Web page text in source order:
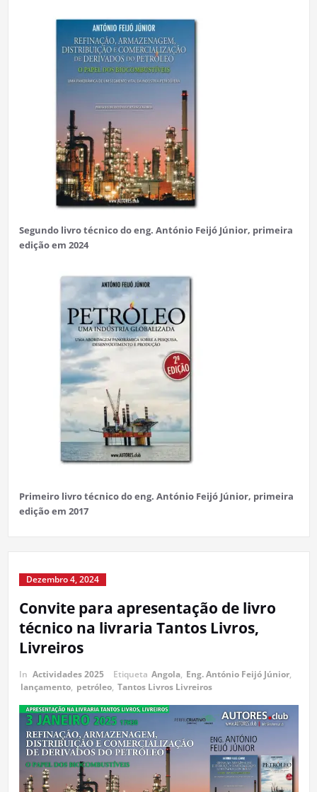
Segundo livro técnico do eng. António Feijó Júnior, primeira
edição em 2024
Primeiro livro técnico do eng. António Feijó Júnior, primeira
edição em 2017
Dezembro 4, 2024
Convite para apresentação de livro
técnico na livraria Tantos Livros,
Livreiros
In Actividades 2025 Etiqueta Angola, Eng. António Feijó Júnior,
lançamento, petróleo, Tantos Livros Livreiros